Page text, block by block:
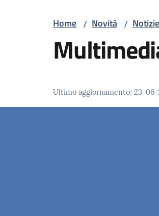
Home / Novità / Notizie
Ultimo aggiornamento: 23-06-